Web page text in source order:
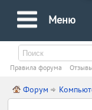
Меню
Правила форума
Форум